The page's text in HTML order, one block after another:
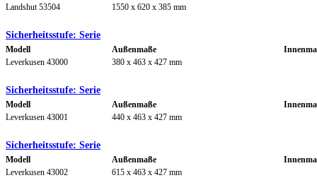
Landshut 53504
1550 x 620 x 385 mm
Sicherheitsstufe: Serie
Modell Außenmaße
Leverkusen 43000
380 x 463 x 427 mm
Sicherheitsstufe: Serie
Modell Außenmaße
Leverkusen 43001
440 x 463 x 427 mm
Sicherheitsstufe: Serie
Modell Außenmaße
Leverkusen 43002
615 x 463 x 427 mm